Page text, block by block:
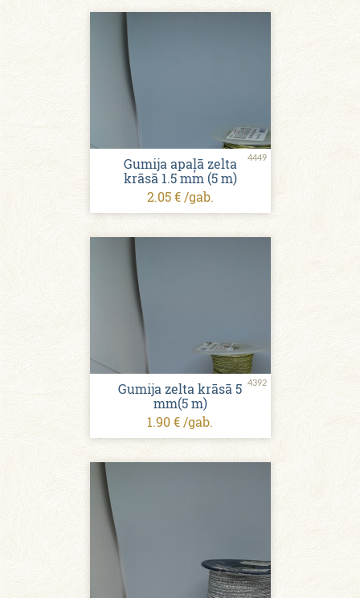
4449
Gumija apaļā zelta
krāsā 1.5 mm (5 m)
2.05 € /gab.
4392
Gumija zelta krāsā 5
mm(5 m)
1.90 € /gab.